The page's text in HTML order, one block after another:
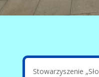
Stowarzyszenie